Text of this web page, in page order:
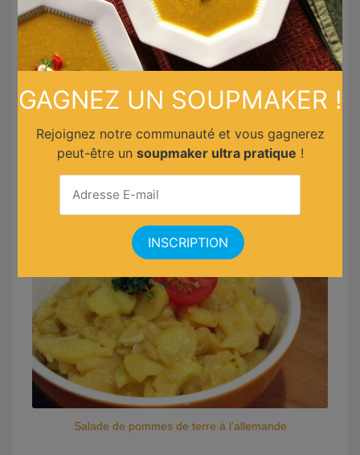
Salade de pommes de terre à l’allemande
GAGNEZ UN SOUPMAKER !
Rejoignez notre communauté et vous gagnerez
peut-être un soupmaker ultra pratique !